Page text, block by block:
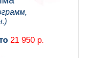
21 950 р.